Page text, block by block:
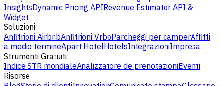
InsightsDynamic Pricing APIRevenue Estimator API &
Widget
Soluzioni
Anfitrioni AirbnbAnfitrioni VrboParcheggi per camperAffitti
a medio termineApart HotelHotelsIntegrazioniImpresa
Strumenti Gratuiti
Indice STR mondialeAnalizzatore de prenotazioniEventi
Risorse